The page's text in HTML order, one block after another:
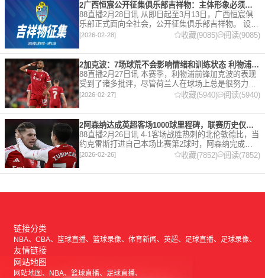
2广西恒宸公开征集俱乐部吉祥物：主体形象必须为龙
88直播2月28日讯 从即日起至3月13日，广西恒宸俱
乐部正式面向全社会，公开征集俱乐部吉祥物。 设计
要求 1. 主体形象：必须为龙。龙，是中华民族的精神
[2026-02-28] 收藏(9085) 阅读(9085)
2加克波：7场球荒不会影响情绪和训练状态 利物浦如今已不容有失
88直播2月27日讯 本赛季，利物浦前锋加克波的表现
受到了诸多批评，尽管荷兰人在球场上总是很努力。
在接受天空体育采访时，他谈论了诸多话题。 关于球
队对赛季目前情况的看法 这是一个很好的问题。这个
赛季并
[2026-02-27] 收藏(5940) 阅读(5940)
2阿森纳达成英超客场1000球里程碑，联赛历史仅次于曼联的1063球
88直播2月26日讯 4-1客场战胜热刺的北伦敦德比，当
约克雷斯打进自己本场比赛第2球时，阿森纳完成了
一项了不起的成就，枪手成为英超历史第2支在客场
打进1000球的球队，仅次于曼联的1063球。阿森纳
[2026-02-26] 收藏(7852) 阅读(7852)
链接分类
NBA CBA 篮球直播 篮球录像 体育新闻 英超 足球直播 足球录像
友情链接
网站地图
网站地图 NBA 篮球直播 足球直播